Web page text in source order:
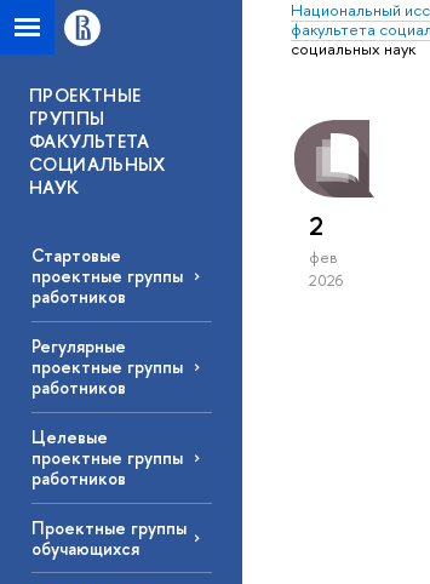
Национальный
факультета
социальных наук
ПРОЕКТНЫЕ
ГРУППЫ
ФАКУЛЬТЕТА
СОЦИАЛЬНЫХ
НАУК
Стартовые
проектные группы
работников
Регулярные
проектные группы
работников
Целевые
проектные группы
работников
Проектные группы
обучающихся
2
фев
2026